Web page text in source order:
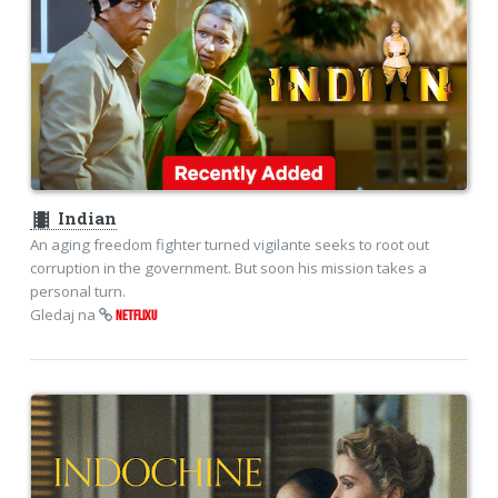
theaters Indian
An aging freedom fighter turned vigilante seeks to root out
corruption in the government. But soon his mission takes a
personal turn.
Gledaj na
NETFLIXU